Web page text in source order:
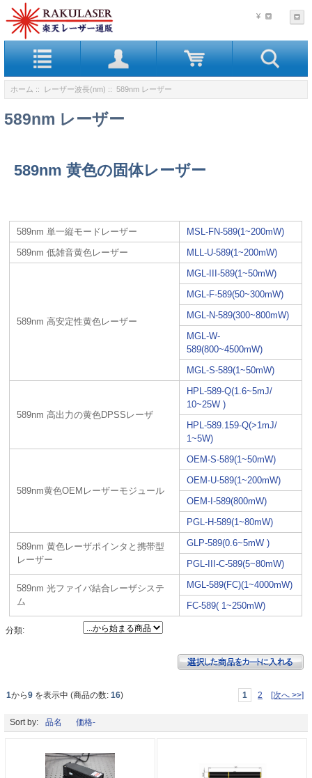
¥
ホーム :: レーザー波長(nm) :: 589nm レーザー
589nm レーザー
589nm 黄色の固体レーザー
589nm 単一縦モードレーザー
MSL-FN-589(1~200mW)
589nm 低雑音黄色レーザー
MLL-U-589(1~200mW)
589nm 高安定性黄色レーザー
MGL-III-589(1~50mW)
MGL-F-589(50~300mW)
MGL-N-589(300~800mW)
MGL-W-
589(800~4500mW)
MGL-S-589(1~50mW)
589nm 高出力の黄色DPSSレーザ
HPL-589-Q(1.6~5mJ/
10~25W )
HPL-589.159-Q(>1mJ/
1~5W)
589nm黄色OEMレーザーモジュール
OEM-S-589(1~50mW)
OEM-U-589(1~200mW)
OEM-I-589(800mW)
PGL-H-589(1~80mW)
589nm 黄色レーザポインタと携帯型
レーザー
GLP-589(0.6~5mW )
PGL-III-C-589(5~80mW)
589nm 光ファイバ結合レーザシステ
ム
MGL-589(FC)(1~4000mW)
FC-589( 1~250mW)
分類:
1から9 を表示中 (商品の数: 16) 1 2 [次へ >>]
Sort by: 品名 価格-